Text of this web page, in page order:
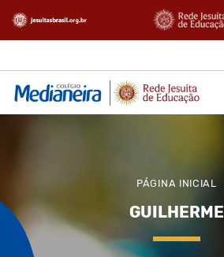
PÁGINA INICIAL
GUILHERME